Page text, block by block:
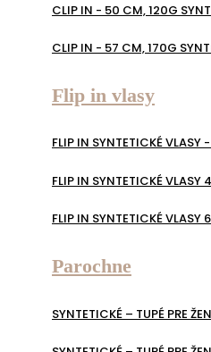
CLIP IN - 50 CM, 120G
CLIP IN - 57 CM, 170G
Flip in vlasy
FLIP IN SYNTETICKÉ VLASY
FLIP IN SYNTETICKÉ VLASY
FLIP IN SYNTETICKÉ VLASY
Parochne
SYNTETICKÉ – TUPÉ PRE